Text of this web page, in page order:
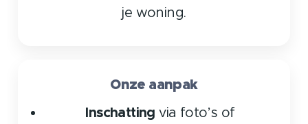
je woning.
Onze aanpak
Inschatting via foto’s of